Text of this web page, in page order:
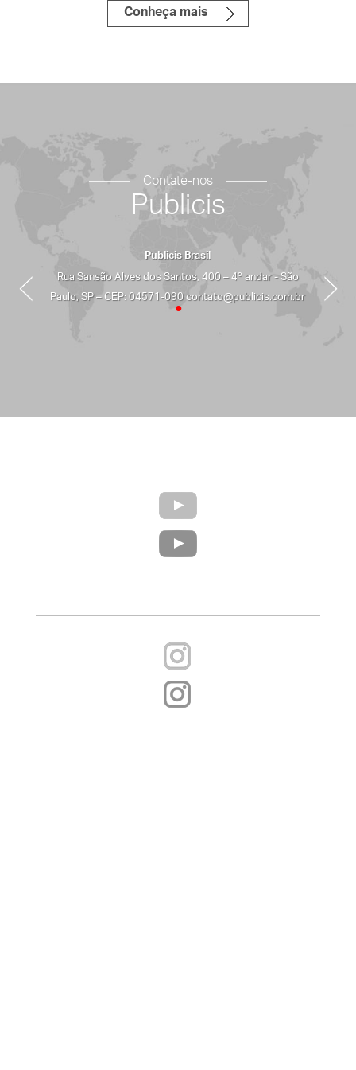
MEMBER´S MARK
Conheça mais
Contate-nos
Publicis
Publicis Brasil
Rua Sansão Alves dos Santos, 400 – 4º andar - São
Paulo, SP – CEP: 04571-090 contato@publicis.com.br
•